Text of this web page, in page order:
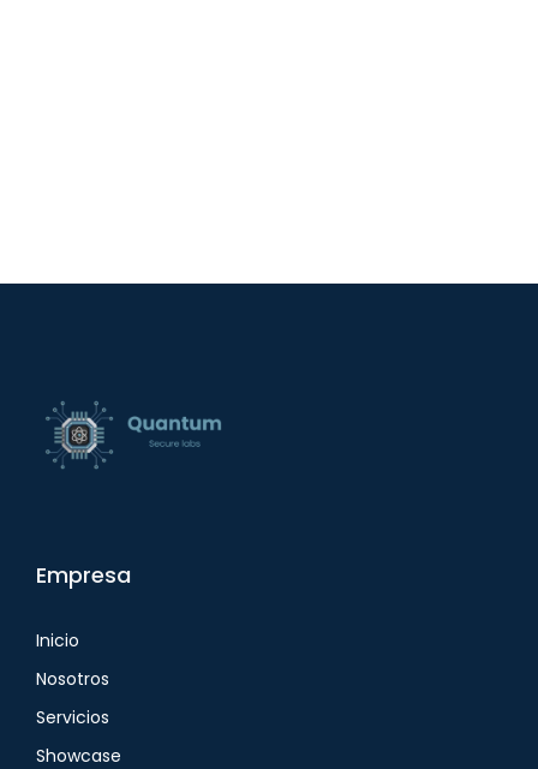
Empresa
Inicio
Nosotros
Servicios
Showcase